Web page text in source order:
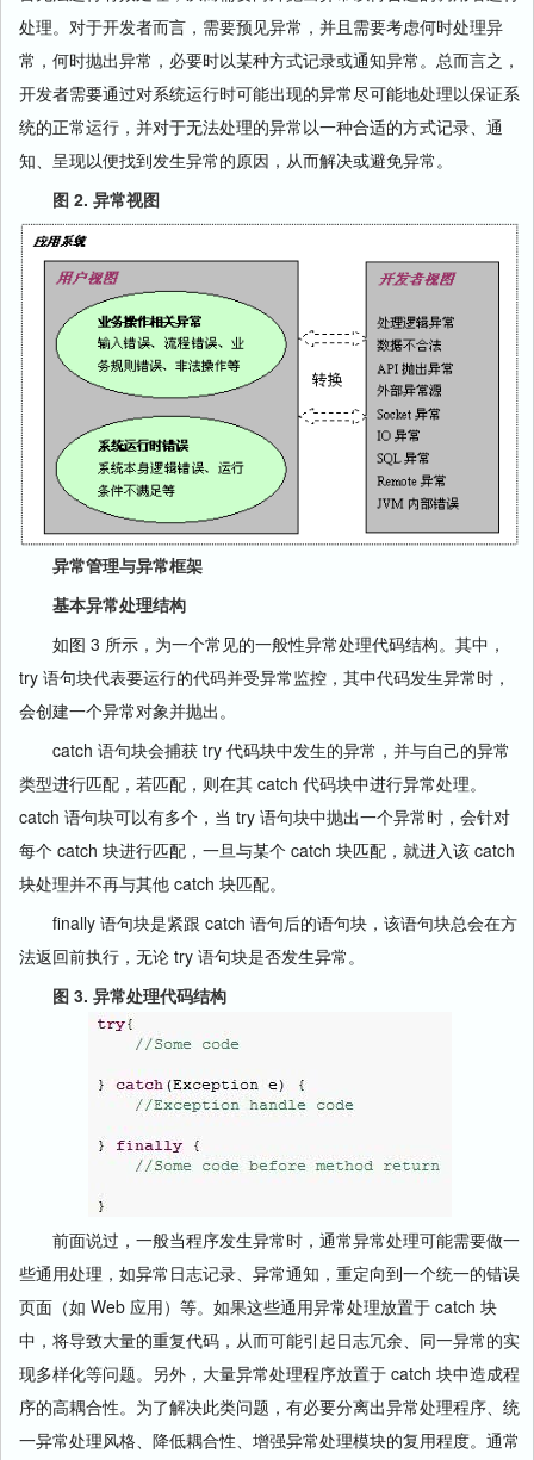
处理。对于开发者而言，需要预见异常，并且需要考虑何时处理异
常，何时抛出异常，必要时以某种方式记录或通知异常。总而言之，
开发者需要通过对系统运行时可能出现的异常尽可能地处理以保证系
统的正常运行，并对于无法处理的异常以一种合适的方式记录、通
知、呈现以便找到发生异常的原因，从而解决或避免异常。
图 2. 异常视图
异常管理与异常框架
基本异常处理结构
如图 3 所示，为一个常见的一般性异常处理代码结构。其中，
try 语句块代表要运行的代码并受异常监控，其中代码发生异常时，
会创建一个异常对象并抛出。
catch 语句块会捕获 try 代码块中发生的异常，并与自己的异常
类型进行匹配，若匹配，则在其 catch 代码块中进行异常处理。
catch 语句块可以有多个，当 try 语句块中抛出一个异常时，会针对
每个 catch 块进行匹配，一旦与某个 catch 块匹配，就进入该 catch
块处理并不再与其他 catch 块匹配。
finally 语句块是紧跟 catch 语句后的语句块，该语句块总会在方
法返回前执行，无论 try 语句块是否发生异常。
图 3. 异常处理代码结构
前面说过，一般当程序发生异常时，通常异常处理可能需要做一
些通用处理，如异常日志记录、异常通知，重定向到一个统一的错误
页面（如 Web 应用）等。如果这些通用异常处理放置于 catch 块
中，将导致大量的重复代码，从而可能引起日志冗余、同一异常的实
现多样化等问题。另外，大量异常处理程序放置于 catch 块中造成程
序的高耦合性。为了解决此类问题，有必要分离出异常处理程序、统
一异常处理风格、降低耦合性、增强异常处理模块的复用程度。通常